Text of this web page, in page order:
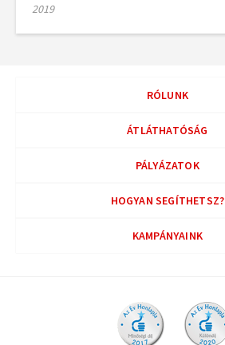
2019
RÓLUNK
ÁTLÁTHATÓSÁG
PÁLYÁZATOK
HOGYAN SEGÍTHETSZ?
KAMPÁNYAINK